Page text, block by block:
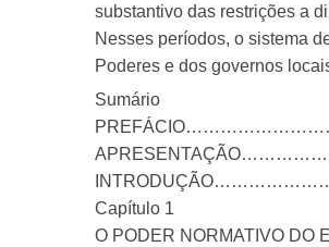
substantivo das restrições a
Nesses períodos, o sistema
Poderes e dos governos
Sumário
Capítulo 1
O PODER NORMATIVO DO